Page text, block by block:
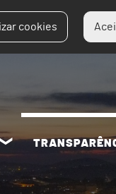
cookies